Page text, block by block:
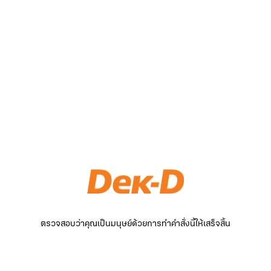
ตรวจสอบว่าคุณเป็นมนุษย์ด้วยการทำคำสั่งนี้ให้เสร็จสิ้น